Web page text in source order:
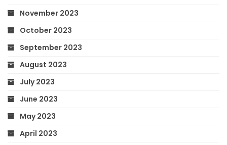
November 2023
October 2023
September 2023
August 2023
July 2023
June 2023
May 2023
April 2023